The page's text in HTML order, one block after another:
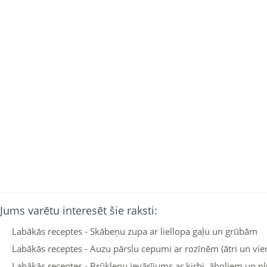
Jums varētu interesēt šie raksti:
Labākās receptes - Skābeņu zupa ar liellopa gaļu un grūbām
Labākās receptes - Auzu pārslu cepumi ar rozīnēm (ātri un